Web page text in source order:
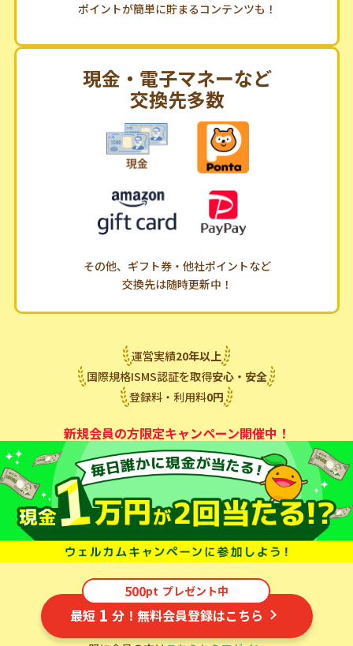
ポイントが簡単に貯まるコンテンツも！
現金・電子マネーなど
交換先多数
その他、ギフト券・他社ポイントなど
交換先は随時更新中！
運営実績20年以上
国際規格ISMS認証を取得安心・安全
登録料・利用料0円
新規会員の方限定キャンペーン開催中！
500pt プレゼント中
最短 1 分！無料会員登録はこちら